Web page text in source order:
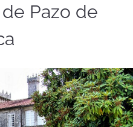
Pazo de